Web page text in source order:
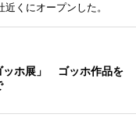
くにオープンした。
ッホ展」 ゴッホ作品を